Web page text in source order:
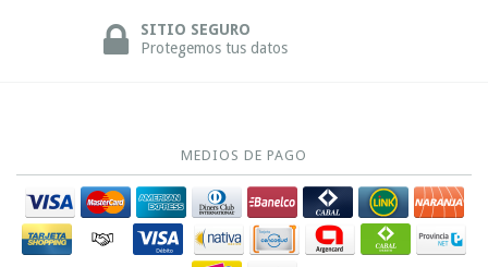
SITIO SEGURO
Protegemos tus datos
MEDIOS DE PAGO